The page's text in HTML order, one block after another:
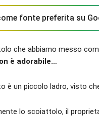
fonte preferita su
che abbiamo messo
è adorabile…
è un piccolo ladro, visto
lo scoiattolo, il